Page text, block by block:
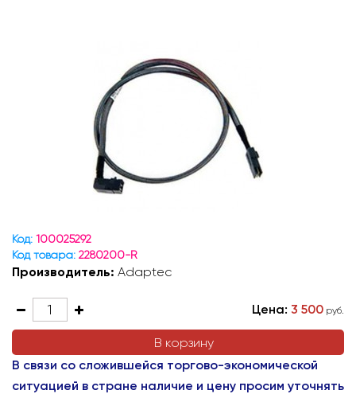
Код: 100025292
Код товара: 2280200-R
Производитель: Adaptec
В корзину
Цена: 3 500 руб.
В связи со сложившейся торгово-экономической
ситуацией в стране наличие и цену просим уточнять